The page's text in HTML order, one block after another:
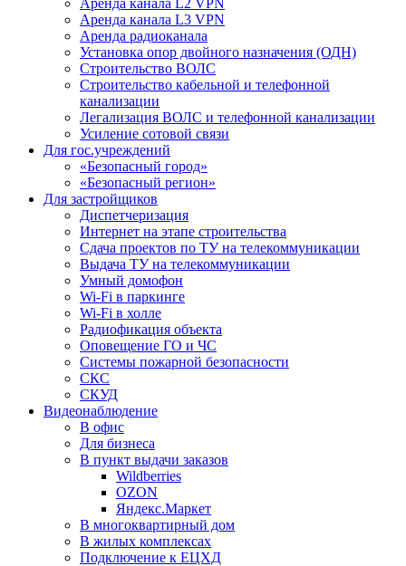
Аренда канала L3 VPN
Аренда радиоканала
Установка опор двойного назначения (ОДН)
Строительство ВОЛС
Строительство кабельной и телефонной
канализации
Легализация ВОЛС и телефонной канализации
Усиление сотовой связи
Для гос.учреждений
«Безопасный город»
«Безопасный регион»
Для застройщиков
Диспетчеризация
Интернет на этапе строительства
Сдача проектов по ТУ на телекоммуникации
Выдача ТУ на телекоммуникации
Умный домофон
Wi-Fi в паркинге
Wi-Fi в холле
Радиофикация объекта
Оповещение ГО и ЧС
Системы пожарной безопасности
СКС
СКУД
Видеонаблюдение
В офис
Для бизнеса
В пункт выдачи заказов
Wildberries
OZON
Яндекс.Маркет
В многоквартирный дом
В жилых комплексах
Подключение к ЕЦХД